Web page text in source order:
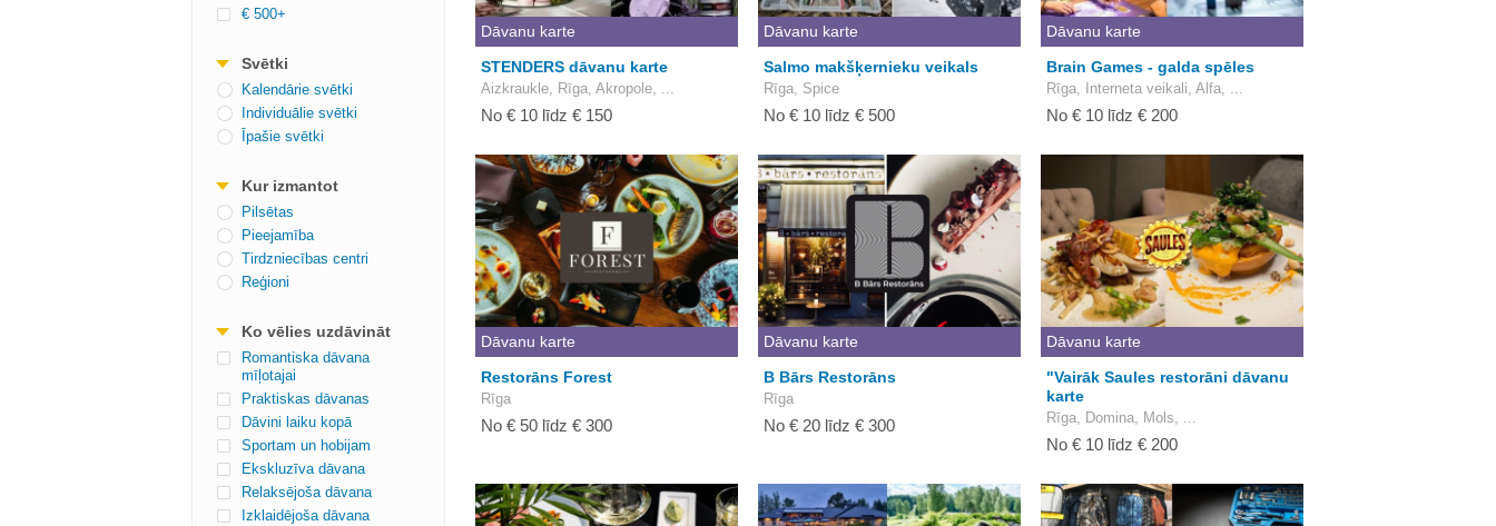
€ 500+
Svētki
Kalendārie svētki
Individuālie svētki
Īpašie svētki
Kur izmantot
Pilsētas
Pieejamība
Tirdzniecības centri
Reģioni
Ko vēlies uzdāvināt
Romantiska dāvana
mīļotajai
Praktiskas dāvanas
Dāvini laiku kopā
Sportam un hobijam
Ekskluzīva dāvana
Relaksējoša dāvana
Izklaidējoša dāvana
Dāvanu karte
STENDERS dāvanu karte
Aizkraukle, Rīga, Akropole, ...
No € 10 līdz € 150
Dāvanu karte
Salmo makšķernieku veikals
Rīga, Spice
No € 10 līdz € 500
Dāvanu karte
Brain Games - galda spēles
Rīga, Interneta veikali, Alfa, ...
No € 10 līdz € 200
Dāvanu karte
Restorāns Forest
Rīga
No € 50 līdz € 300
Dāvanu karte
B Bārs Restorāns
Rīga
No € 20 līdz € 300
Dāvanu karte
"Vairāk Saules restorāni dāvanu
karte
Rīga, Domina, Mols, ...
No € 10 līdz € 200